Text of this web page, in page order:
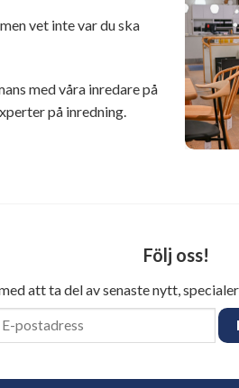
vet inte var du ska
med våra inredare på
på inredning.
Följ oss!
att ta del av senaste nytt,